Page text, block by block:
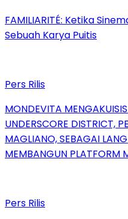
FAMILIARITÉ: Ketika
Sebuah Karya Puitis
Pers Rilis
MONDEVITA
UNDERSCORE DISTRICT,
MAGLIANO, SEBAGAI
MEMBANGUN PLATFORM
Pers Rilis